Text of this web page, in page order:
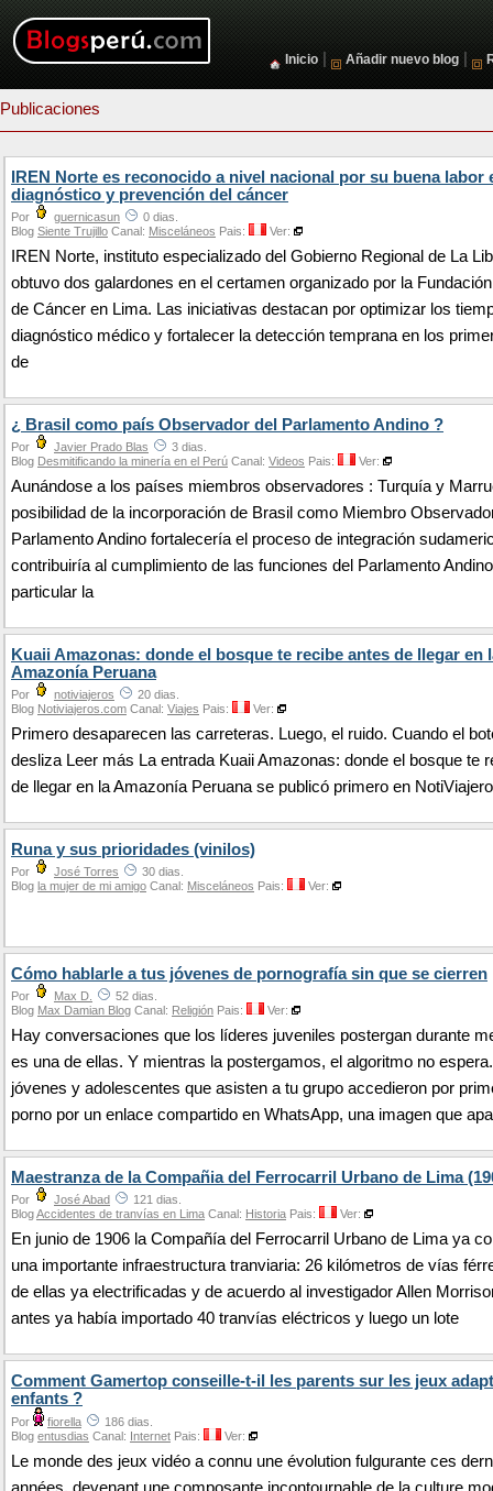
Inicio Añadir nuevo blog
Publicaciones
IREN Norte es reconocido a nivel nacional por su buena labor
diagnóstico y prevención del cáncer
Por guernicasun
0 dias.
Blog Siente Trujillo Canal: Misceláneos Pais: Ver:
IREN Norte, instituto especializado del Gobierno Regional de La
obtuvo dos galardones en el certamen organizado por la
de Cáncer en Lima. Las iniciativas destacan por optimizar los
diagnóstico médico y fortalecer la detección temprana en los
de
¿ Brasil como país Observador del Parlamento Andino ?
Por Javier Prado Blas
3 dias.
Blog Desmitificando la minería en el Perú Canal: Videos Pais: Ver:
Aunándose a los países miembros observadores : Turquía y
posibilidad de la incorporación de Brasil como Miembro
Parlamento Andino fortalecería el proceso de integración
contribuiría al cumplimiento de las funciones del Parlamento
particular la
Kuaii Amazonas: donde el bosque te recibe antes de llegar en
Amazonía Peruana
Por notiviajeros
20 dias.
Blog Notiviajeros.com Canal: Viajes Pais: Ver:
Primero desaparecen las carreteras. Luego, el ruido. Cuando el
desliza Leer más La entrada Kuaii Amazonas: donde el bosque te
de llegar en la Amazonía Peruana se publicó primero en
Runa y sus prioridades (vinilos)
Por José Torres
30 dias.
Blog la mujer de mi amigo Canal: Misceláneos Pais: Ver:
Cómo hablarle a tus jóvenes de pornografía sin que se cierren
Por Max D.
52 dias.
Blog Max Damian Blog Canal: Religión Pais: Ver:
Hay conversaciones que los líderes juveniles postergan durante
es una de ellas. Y mientras la postergamos, el algoritmo no
jóvenes y adolescentes que asisten a tu grupo accedieron por
porno por un enlace compartido en WhatsApp, una imagen que
Maestranza de la Compañia del Ferrocarril Urbano de Lima
Por José Abad
121 dias.
BlogAccidentes de tranvías en Lima Canal: Historia Pais: Ver:
En junio de 1906 la Compañía del Ferrocarril Urbano de Lima ya
una importante infraestructura tranviaria: 26 kilómetros de vías
de ellas ya electrificadas y de acuerdo al investigador Allen
antes ya había importado 40 tranvías eléctricos y luego un lote
Comment Gamertop conseille-t-il les parents sur les jeux
enfants ?
Por fiorella
186 dias.
Blog entusdias Canal: Internet Pais: Ver:
Le monde des jeux vidéo a connu une évolution fulgurante ces
années, devenant une composante incontournable de la culture